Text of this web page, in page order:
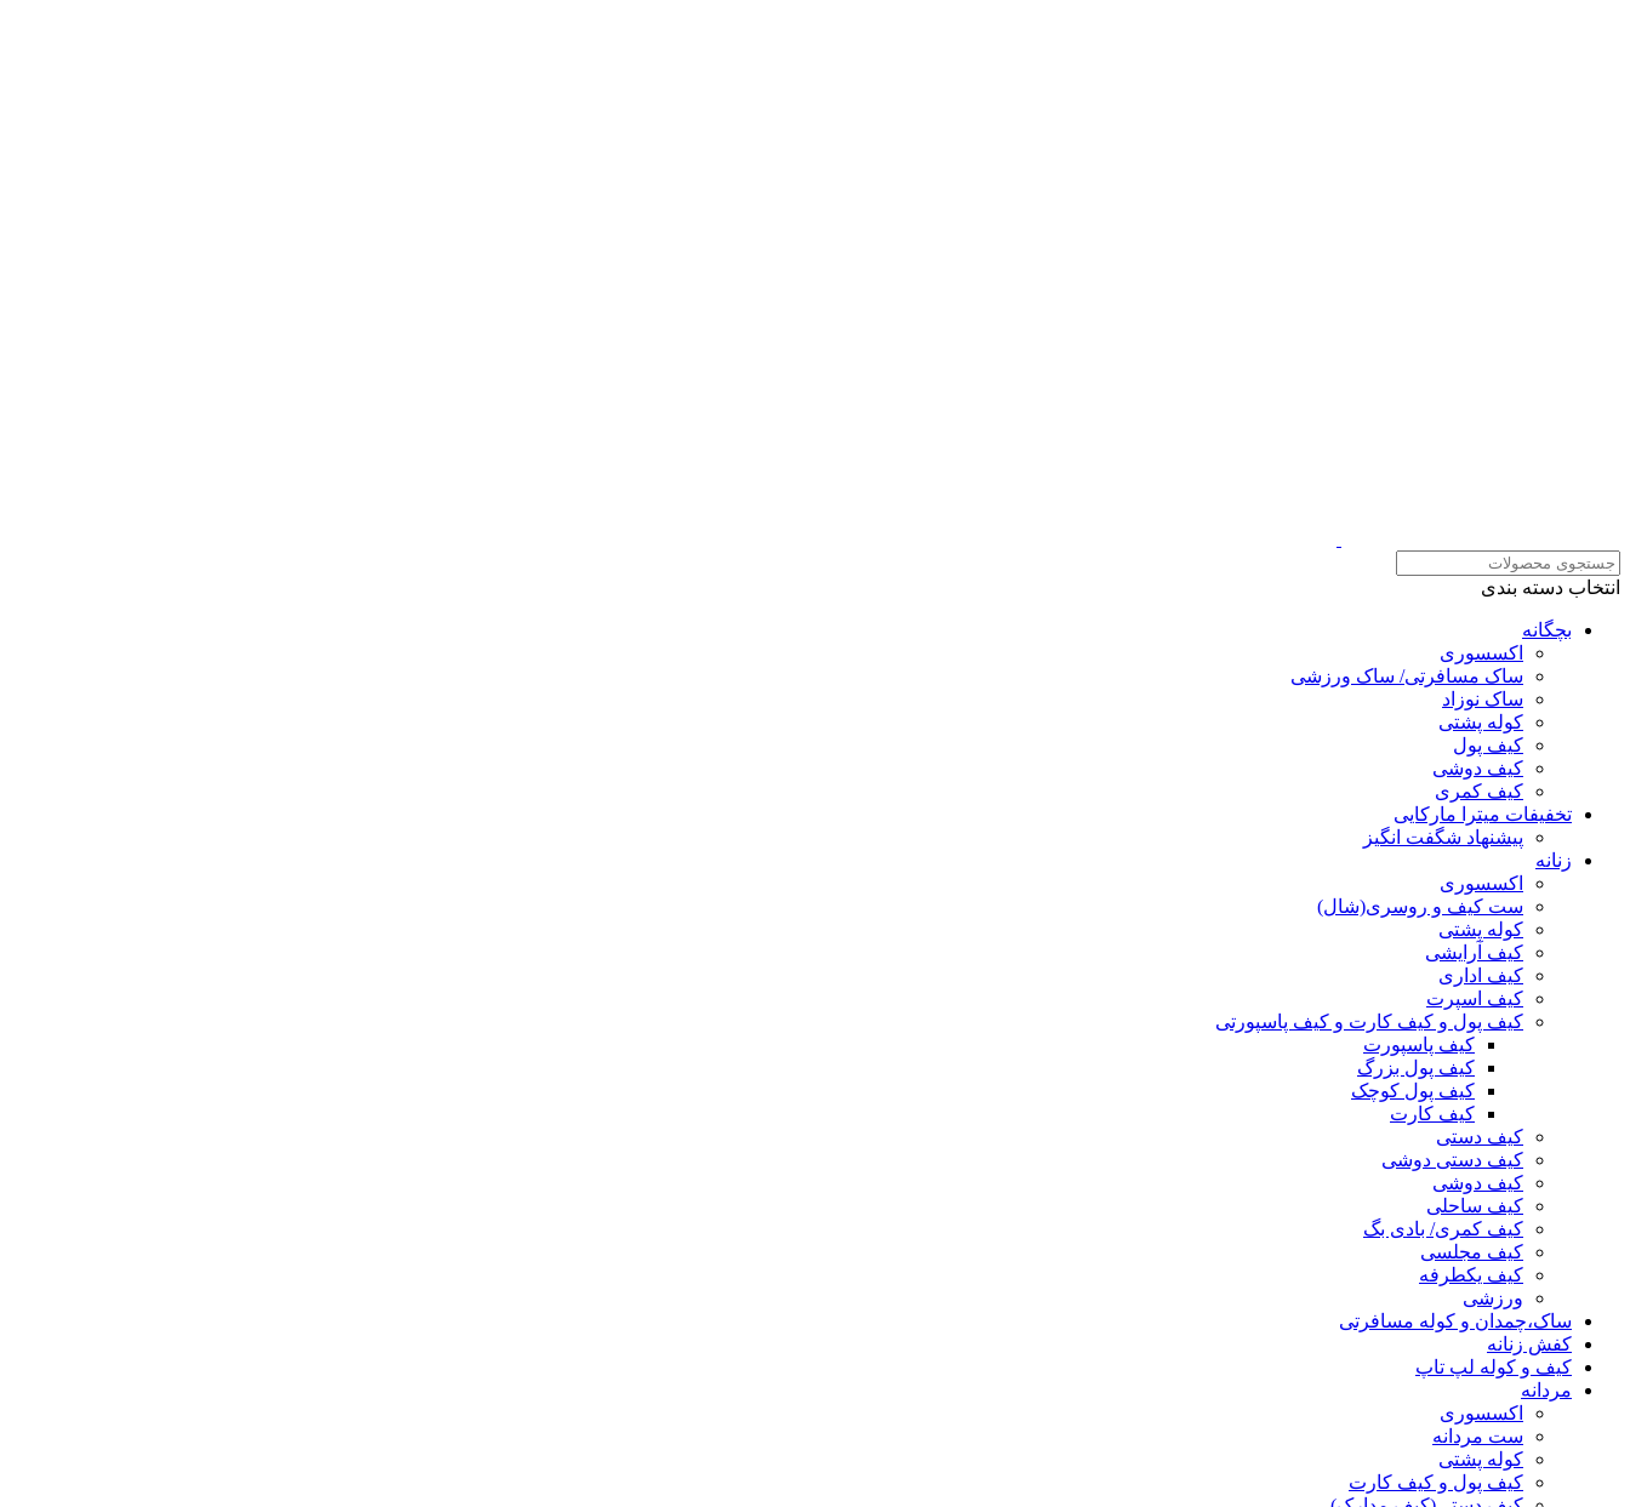
انتخاب دسته بندی
بچگانه
اکسسوری
ساک مسافرتی/ ساک ورزشی
ساک نوزاد
کوله پشتی
کیف پول
کیف دوشی
کیف کمری
تخفیفات میترا مارکایی
پیشنهاد شگفت انگیز
زنانه
اکسسوری
ست کیف و روسری(شال)
کوله پشتی
کیف آرایشی
کیف اداری
کیف اسپرت
کیف پول و کیف کارت و کیف پاسپورتی
کیف پاسپورت
کیف پول بزرگ
کیف پول کوچک
کیف کارت
کیف دستی
کیف دستی دوشی
کیف دوشی
کیف ساحلی
کیف کمری/ بادی بگ
کیف مجلسی
کیف یکطرفه
ورزشی
ساک،چمدان و کوله مسافرتی
کفش زنانه
کیف و کوله لپ تاپ
مردانه
اکسسوری
ست مردانه
کوله پشتی
کیف پول و کیف کارت